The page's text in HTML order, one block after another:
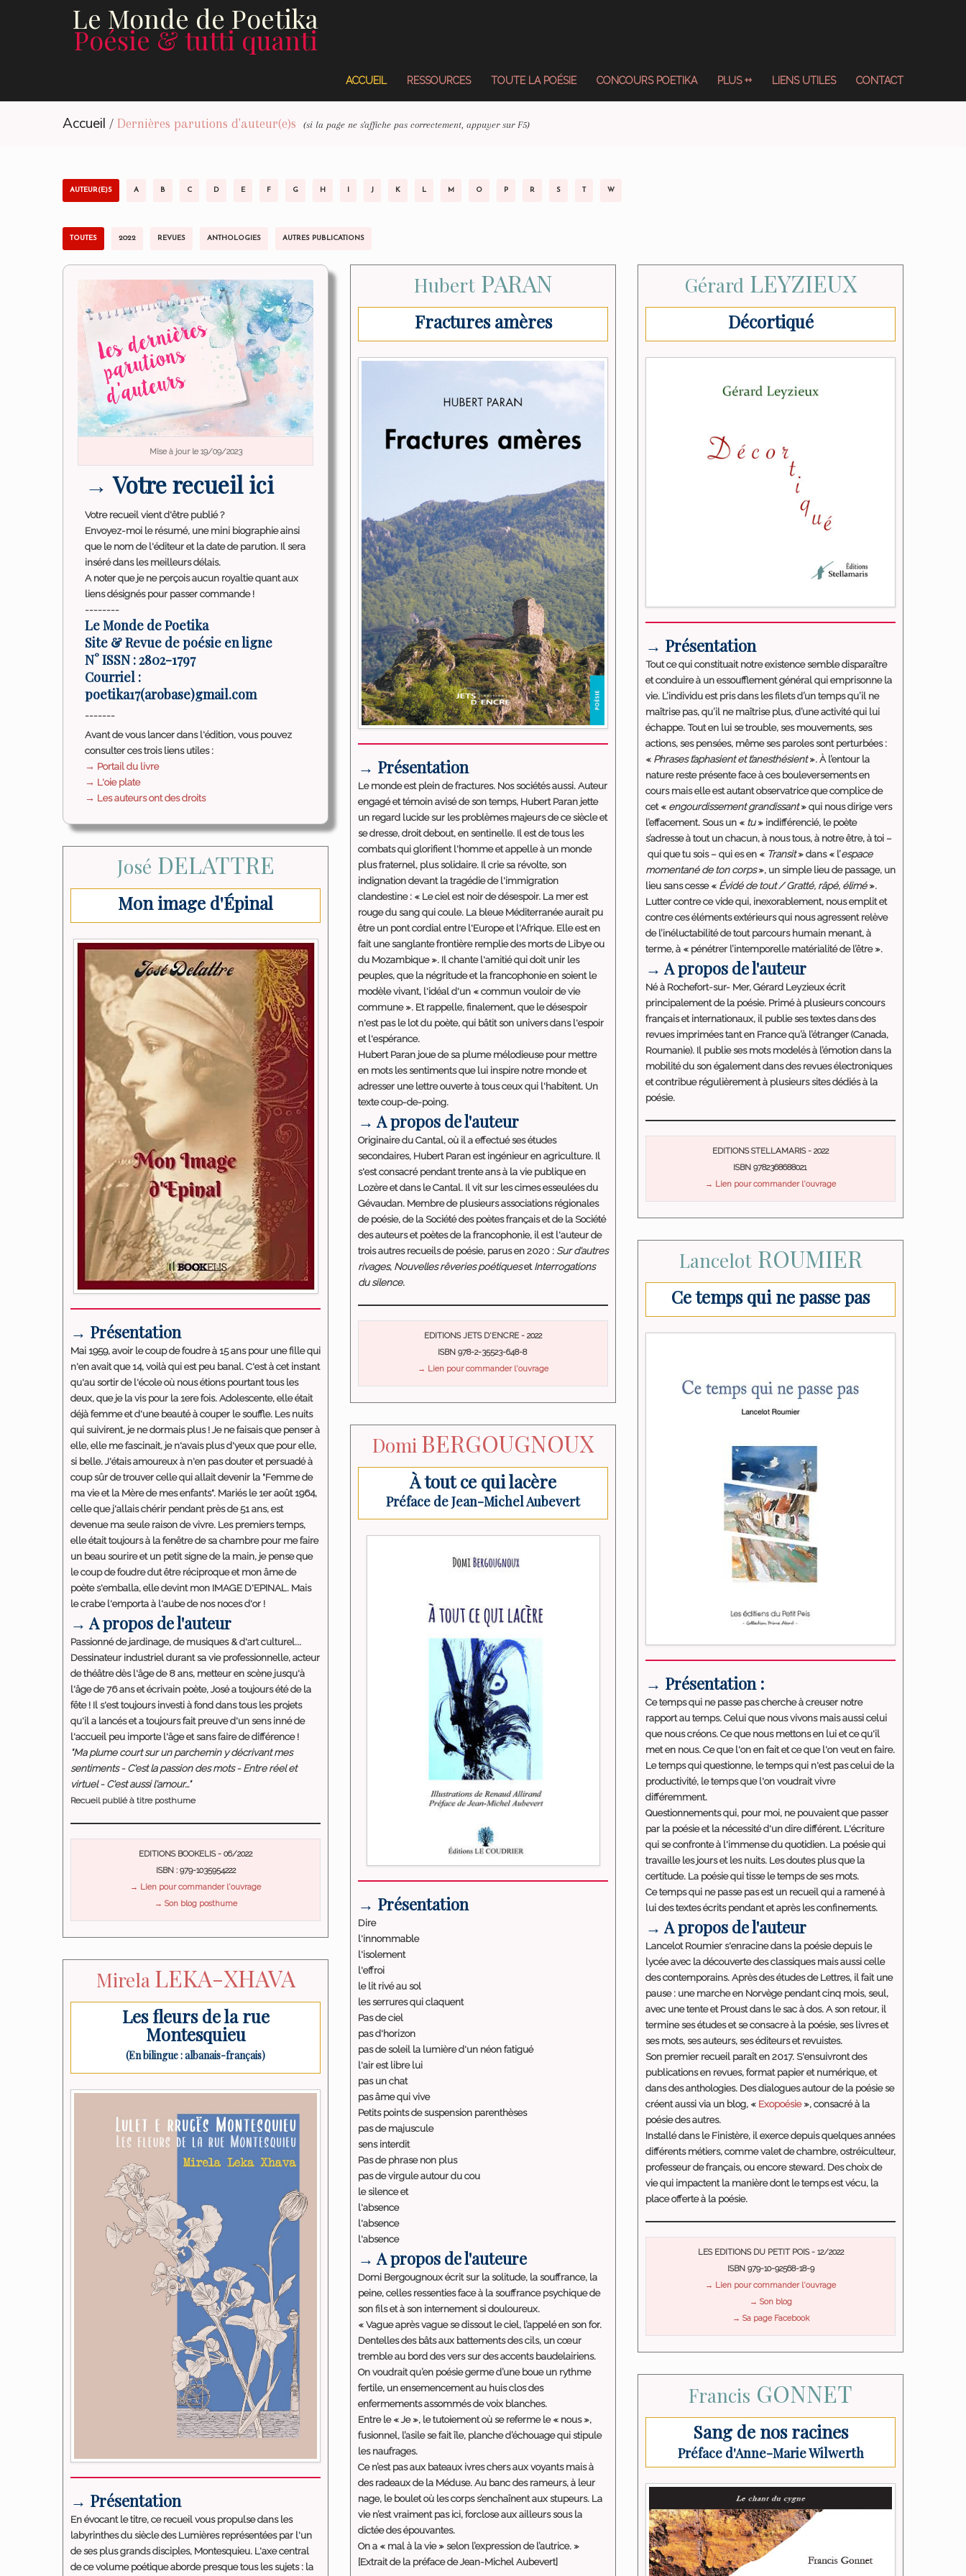
Le Monde de Poetika
Poésie & tutti quanti
ACCUEIL RESSOURCES TOUTE LA POÉSIE CONCOURS POETIKA PLUS ++ LIENS UTILES CONTACT
Accueil / Dernières parutions d'auteur(e)s (si la page ne s'affiche pas correctement, appuyer sur F5)
AUTEUR(E)S A B C D E F G H J K L M O P R S T W
TOUTES 2022 REVUES ANTHOLOGIES AUTRES PUBLICATIONS
Mise à jour le 19/09/2023
→ Votre recueil ici
Votre recueil vient d'être publié ?
Envoyez-moi le résumé, une mini biographie ainsi
que le nom de l'éditeur et la date de parution. Il sera
inséré dans les meilleurs délais.
A noter que je ne perçois aucun royaltie quant aux
liens désignés pour passer commande !
--------
Le Monde de Poetika
Site & Revue de poésie en ligne
N° ISSN : 2802-1797
Courriel :
poetika17(arobase)gmail.com
-------
Avant de vous lancer dans l'édition, vous pouvez
consulter ces trois liens utiles :
→ Portail du livre
→ L'oie plate
→ Les auteurs ont des droits
HubertPARAN
Fractures amères
→ Présentation
Le monde est plein de fractures. Nos sociétés aussi. Auteur
engagé et témoin avisé de son temps, Hubert Paran jette
un regard lucide sur les problèmes majeurs de ce siècle et
se dresse, droit debout, en sentinelle. Il est de tous les
combats qui glorifient l'homme et appelle à un monde
plus fraternel, plus solidaire. Il crie sa révolte, son
indignation devant la tragédie de l'immigration
clandestine : « Le ciel est noir de désespoir. La mer est
rouge du sang qui coule. La bleue Méditerranée aurait pu
être un pont cordial entre l'Europe et l'Afrique. Elle est en
fait une sanglante frontière remplie des morts de Libye ou
du Mozambique ». Il chante l'amitié qui doit unir les
peuples, que la négritude et la francophonie en soient le
modèle vivant, l'idéal d'un « commun vouloir de vie
commune ». Et rappelle, finalement, que le désespoir
n'est pas le lot du poète, qui bâtit son univers dans l'espoir
et l'espérance.
Hubert Paran joue de sa plume mélodieuse pour mettre
en mots les sentiments que lui inspire notre monde et
adresser une lettre ouverte à tous ceux qui l'habitent. Un
texte coup-de-poing.
→ A propos de l'auteur
Originaire du Cantal, où il a effectué ses études
secondaires, Hubert Paran est ingénieur en agriculture. Il
s'est consacré pendant trente ans à la vie publique en
Lozère et dans le Cantal. Il vit sur les cimes esseulées du
Gévaudan. Membre de plusieurs associations régionales
de poésie, de la Société des poètes français et de la Société
des auteurs et poètes de la francophonie, il est l'auteur de
trois autres recueils de poésie, parus en 2020 : Sur d'autres
rivages, Nouvelles rêveries poétiquesetInterrogations
du silence.
EDITIONS JETS D'ENCRE - 2022
ISBN 978-2-35523-648-8
→ Lien pour commander l'ouvrage
Gérard LEYZIEUX
Décortiqué
→ Présentation
Tout ce qui constituait notre existence semble disparaître
et conduire à un essoufflement général qui emprisonne la
vie. L’individu est pris dans les filets d’un temps qu’il ne
maîtrise pas, qu’il ne maîtrise plus, d’une activité qui lui
échappe. Tout en lui se trouble, ses mouvements, ses
actions, ses pensées, même ses paroles sont perturbées :
« Phrases t’aphasient et t’anesthésient». À l’entour la
nature reste présente face à ces bouleversements en
cours mais elle est autant observatrice que complice de
cet « engourdissement grandissant» qui nous dirige vers
l’effacement. Sous un « tu» indifférencié, le poète
s’adresse à tout un chacun, à nous tous, à notre être, à toi –
qui que tu sois – qui es en « Transit» dans « l’espace
momentané de ton corps», un simple lieu de passage, un
lieu sans cesse « Évidé de tout / Gratté, râpé, élimé».
Lutter contre ce vide qui, inexorablement, nous emplit et
contre ces éléments extérieurs qui nous agressent relève
de l’inéluctabilité de tout parcours humain menant, à
terme, à « pénétrer l’intemporelle matérialité de l’être ».
→ A propos de l'auteur
Né à Rochefort-sur- Mer, Gérard Leyzieux écrit
principalement de la poésie. Primé à plusieurs concours
français et internationaux, il publie ses textes dans des
revues imprimées tant en France qu’à l’étranger (Canada,
Roumanie). Il publie ses mots modelés à l’émotion dans la
mobilité du son également dans des revues électroniques
et contribue régulièrement à plusieurs sites dédiés à la
poésie.
EDITIONS STELLAMARIS - 2022
ISBN 9782368688021
→ Lien pour commander l'ouvrage
José DELATTRE
Mon image d'Épinal
→ Présentation
Mai 1959, avoir le coup de foudre à 15 ans pour une fille qui
n'en avait que 14, voilà qui est peu banal. C'est à cet instant
qu'au sortir de l'école où nous étions pourtant tous les
deux, que je la vis pour la 1ere fois. Adolescente, elle était
déjà femme et d'une beauté à couper le souffle. Les nuits
qui suivirent, je ne dormais plus ! Je ne faisais que penser à
elle, elle me fascinait, je n'avais plus d'yeux que pour elle,
si belle. J'étais amoureux à n'en pas douter et persuadé à
coup sûr de trouver celle qui allait devenir la "Femme de
ma vie et la Mère de mes enfants". Mariés le 1er août 1964,
celle que j'allais chérir pendant près de 51 ans, est
devenue ma seule raison de vivre. Les premiers temps,
elle était toujours à la fenêtre de sa chambre pour me faire
un beau sourire et un petit signe de la main, je pense que
le coup de foudre dut être réciproque et mon âme de
poète s'emballa, elle devint mon IMAGE D'EPINAL. Mais
le crabe l'emporta à l'aube de nos noces d'or !
→ A propos de l'auteur
Passionné de jardinage, de musiques & d'art culturel...
Dessinateur industriel durant sa vie professionnelle, acteur
de théâtre dès l'âge de 8 ans, metteur en scène jusqu'à
l'âge de 76 ans et écrivain poète, José a toujours été de la
fête ! Il s'est toujours investi à fond dans tous les projets
qu'il a lancés et a toujours fait preuve d'un sens inné de
l'accueil peu importe l'âge et sans faire de différence !
"Ma plume court sur un parchemin y décrivant mes
sentiments - C'est la passion des mots - Entre réel et
virtuel - C'est aussi l'amour..."
Recueil publié à titre posthume
EDITIONS BOOKELIS - 06/2022
ISBN : 979-1035954222
→ Lien pour commander l'ouvrage
→ Son blog posthume
LancelotROUMIER
Ce temps qui ne passe pas
→ Présentation :
Ce temps qui ne passe pas cherche à creuser notre
rapport au temps. Celui que nous vivons mais aussi celui
que nous créons. Ce que nous mettons en lui et ce qu'il
met en nous. Ce que l'on en fait et ce que l'on veut en faire.
Le temps qui questionne, le temps qui n'est pas celui de la
productivité, le temps que l'on voudrait vivre
différemment.
Questionnements qui, pour moi, ne pouvaient que passer
par la poésie et la nécessité d'un dire différent. L'écriture
qui se confronte à l'immense du quotidien. La poésie qui
travaille les jours et les nuits. Les doutes plus que la
certitude. La poésie qui tisse le temps de ses mots.
Ce temps qui ne passe pas est un recueil qui a ramené à
lui des textes écrits pendant et après les confinements.
→ A propos de l'auteur
Lancelot Roumier s'enracine dans la poésie depuis le
lycée avec la découverte des classiques mais aussi celle
des contemporains. Après des études de Lettres, il fait une
pause : une marche en Norvège pendant cinq mois, seul,
avec une tente et Proust dans le sac à dos. A son retour, il
termine ses études et se consacre à la poésie, ses livres et
ses mots, ses auteurs, ses éditeurs et revuistes.
Son premier recueil paraît en 2017. S'ensuivront des
publications en revues, format papier et numérique, et
dans des anthologies. Des dialogues autour de la poésie se
créent aussi via un blog, « Exopoésie», consacré à la
poésie des autres.
Installé dans le Finistère, il exerce depuis quelques années
différents métiers, comme valet de chambre, ostréiculteur,
professeur de français, ou encore steward. Des choix de
vie qui impactent la manière dont le temps est vécu, la
place offerte à la poésie.
LES EDITIONS DU PETIT POIS - 12/2022
ISBN 979-10-92568-18-9
→ Lien pour commander l'ouvrage
→ Son blog
→ Sa page Facebook
Domi BERGOUGNOUX
À tout ce qui lacère
Préface de Jean-Michel Aubevert
→ Présentation
Dire
l'innommable
l'isolement
l'effroi
le lit rivé au sol
les serrures qui claquent
Pas de ciel
pas d'horizon
pas de soleil la lumière d'un néon fatigué
l'air est libre lui
pas un chat
pas âme qui vive
Petits points de suspension parenthèses
pas de majuscule
sens interdit
Pas de phrase non plus
pas de virgule autour du cou
le silence et
l'absence
l'absence
l'absence
→ A propos de l'auteure
Domi Bergougnoux écrit sur la solitude, la souffrance, la
peine, celles ressenties face à la souffrance psychique de
son fils et à son internement si douloureux.
« Vague après vague se dissout le ciel, l’appelé en son for.
Dentelles des bâts aux battements des cils, un cœur
tremble au bord des vers sur des accents baudelairiens.
On voudrait qu’en poésie germe d’une boue un rythme
fertile, un ensemencement au huis clos des
enfermements assommés de voix blanches.
Entre le « Je », le tutoiement où se referme le « nous »,
fusionnel, l’asile se fait île, planche d’échouage qui stipule
les naufrages.
Ce n’est pas aux bateaux ivres chers aux voyants mais à
des radeaux de la Méduse. Au banc des rameurs, à leur
nage, le boulet où les corps s’enchaînent aux stupeurs. La
vie n’est vraiment pas ici, forclose aux ailleurs sous la
dictée des épouvantes.
On a « mal à la vie » selon l’expression de l’autrice. »
[Extrait de la préface de Jean-Michel Aubevert]
Mirela LEKA-XHAVA
Les fleurs de la rue
Montesquieu
(En bilingue : albanais-français)
→ Présentation
En évocant le titre, ce recueil vous propulse dans les
labyrinthes du siècle des Lumières représentées par l'un
de ses plus grands disciples, Montesquieu. L'axe central
de ce volume poétique aborde presque tous les sujets : la
Francis GONNET
Sang de nos racines
Préface d'Anne-Marie Wilwerth